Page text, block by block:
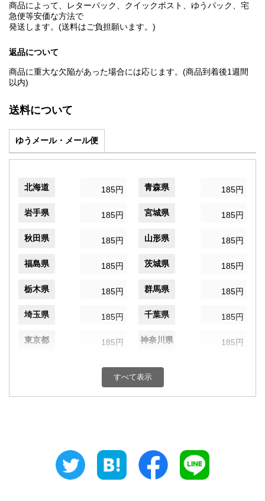
商品によって、レターパック、クイックポスト、ゆうパック、宅
急便等安価な方法で
発送します。(送料はご負担願います。)
返品について
商品に重大な欠陥があった場合には応じます。(商品到着後1週間
以内)
送料について
ゆうメール・メール便
北海道 185円 青森県 185円
岩手県 185円 宮城県 185円
秋田県 185円 山形県 185円
福島県 185円 茨城県 185円
栃木県 185円 群馬県 185円
埼玉県 185円 千葉県 185円
東京都 185円 神奈川県 185円
185円 富山県
185円 三重県
すべて表示